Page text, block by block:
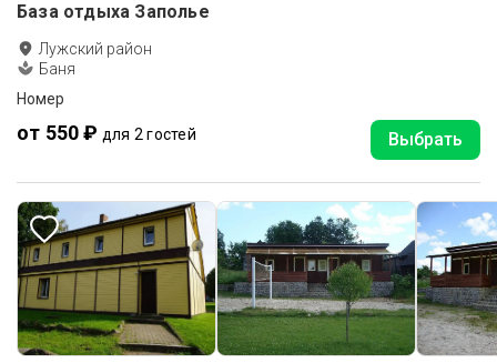
База отдыха Заполье
Лужский район
Баня
Номер
от 550 ₽ для 2 гостей Выбрать